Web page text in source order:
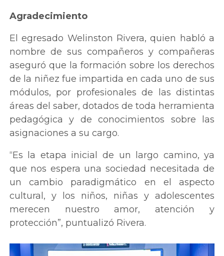
Agradecimiento
El egresado Welinston Rivera, quien habló a
nombre de sus compañeros y compañeras
aseguró que la formación sobre los derechos
de la niñez fue impartida en cada uno de sus
módulos, por profesionales de las distintas
áreas del saber, dotados de toda herramienta
pedagógica y de conocimientos sobre las
asignaciones a su cargo.
“Es la etapa inicial de un largo camino, ya
que nos espera una sociedad necesitada de
un cambio paradigmático en el aspecto
cultural, y los niños, niñas y adolescentes
merecen nuestro amor, atención y
protección”, puntualizó Rivera.